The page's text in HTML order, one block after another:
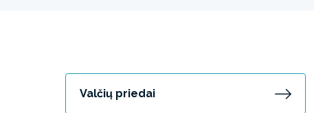
Valčių priedai